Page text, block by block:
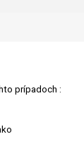
prípadoch :